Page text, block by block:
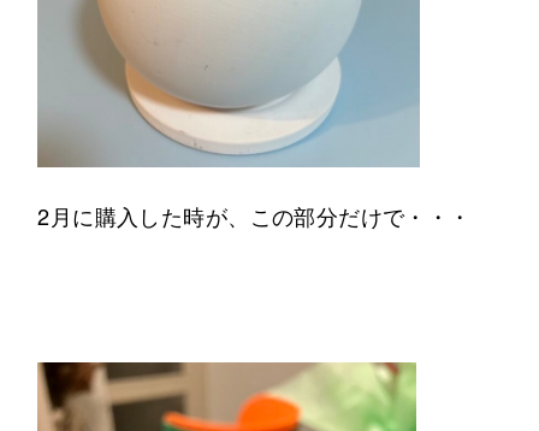
2月に購入した時が、この部分だけで・・・